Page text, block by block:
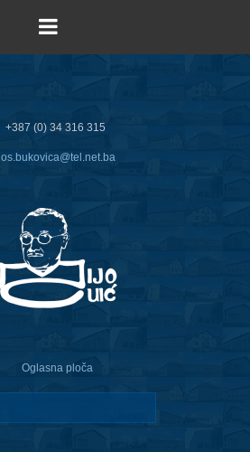
+387 (0) 34 316 315
os.bukovica@tel.net.ba
Oglasna ploča